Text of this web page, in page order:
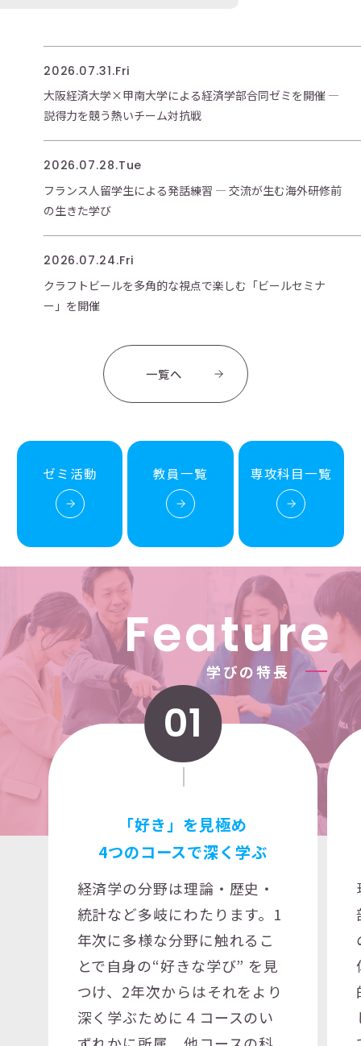
2026.07.31.Fri
大阪経済大学×甲南大学による経済学部合同ゼミを開催 ―
説得力を競う熱いチーム対抗戦
2026.07.28.Tue
フランス人留学生による発話練習 ― 交流が生む海外研修前
の生きた学び
2026.07.24.Fri
クラフトビールを多角的な視点で楽しむ「ビールセミナ
ー」を開催
一覧へ
ゼミ活動 教員一覧 専攻科目一覧
Feature
学びの特長
01
「好き」を見極め
4つのコースで深く学ぶ
経済学の分野は理論・歴史・
統計など多岐にわたります。1
年次に多様な分野に触れるこ
とで自身の“好きな学び” を見
つけ、2年次からはそれをより
深く学ぶために４コースのい